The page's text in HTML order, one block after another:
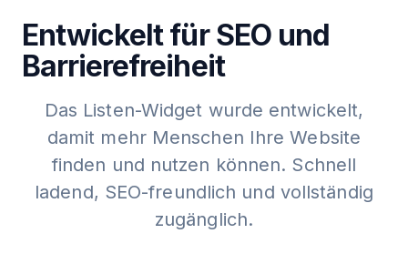
Entwickelt für SEO und
Barrierefreiheit
Das Listen-Widget wurde entwickelt,
damit mehr Menschen Ihre Website
finden und nutzen können. Schnell
ladend, SEO-freundlich und vollständig
zugänglich.